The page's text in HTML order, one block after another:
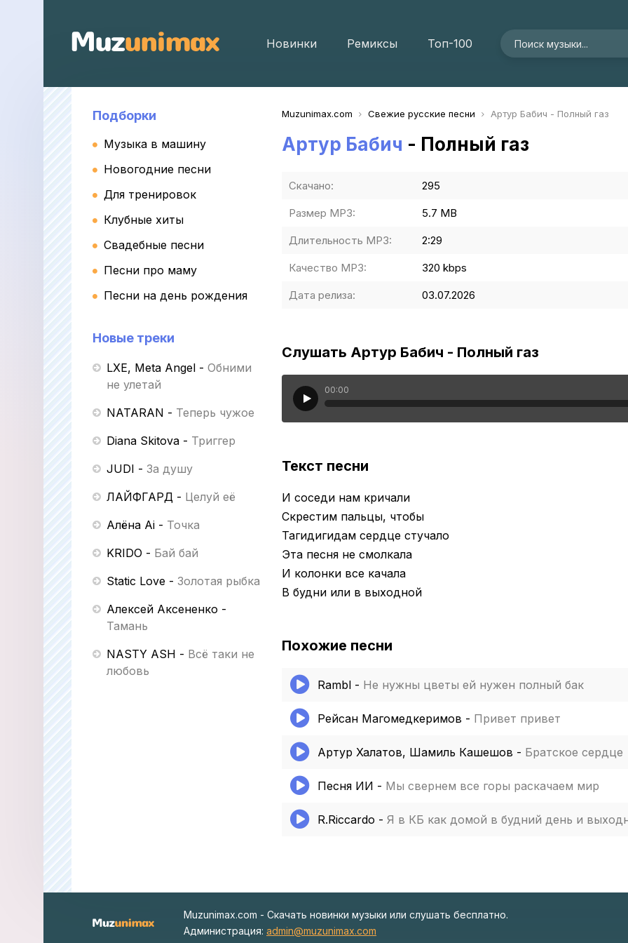
Новинки Ремиксы Топ-100
Подборки
Музыка в машину
Новогодние песни
Для тренировок
Клубные хиты
Свадебные песни
Песни про маму
Песни на день рождения
Новые треки
LXE, Meta Angel - Обними
не улетай
NATARAN - Теперь чужое
Diana Skitova - Триггер
JUDI - За душу
ЛАЙФГАРД - Целуй её
Алёна Ai - Точка
KRIDO - Бай бай
Static Love - Золотая рыбка
Алексей Аксененко -
Тамань
NASTY ASH - Всё таки не
любовь
Muzunimax.com Свежие русские песни Артур Бабич - Полный газ
Артур Бабич - Полный газ
Скачано: 295
Размер MP3: 5.7 MB
Длительность MP3: 2:29
Качество MP3: 320 kbps
Дата релиза: 03.07.2026
Слушать Артур Бабич - Полный газ
00:00
Текст песни
И соседи нам кричали
Скрестим пальцы, чтобы
Тагидигидам сердце стучало
Эта песня не смолкала
И колонки все качала
В будни или в выходной
Похожие песни
Rambl - Не нужны цветы ей нужен полный бак
Рейсан Магомедкеримов - Привет привет
Артур Халатов, Шамиль Кашешов - Братское сердце
Песня ИИ - Мы свернем все горы раскачаем мир
R.Riccardo - Я в КБ как домой в будний день и
Muzunimax.com - Скачать новинки музыки или слушать бесплатно.
Администрация: admin@muzunimax.com